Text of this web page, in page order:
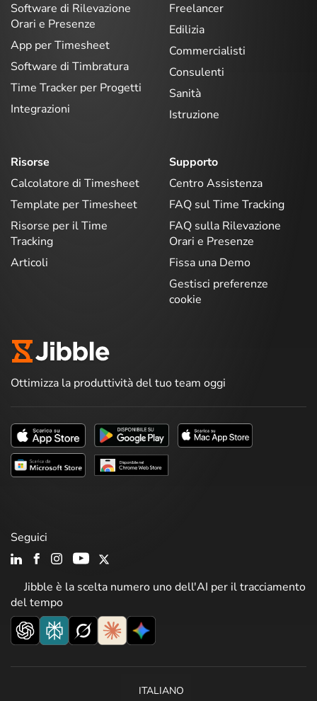
Software di Rilevazione
Orari e Presenze
App per Timesheet
Software di Timbratura
Time Tracker per Progetti
Integrazioni
Freelancer
Edilizia
Commercialisti
Consulenti
Sanità
Istruzione
Risorse
Calcolatore di Timesheet
Template per Timesheet
Risorse per il Time
Tracking
Articoli
Supporto
Centro Assistenza
FAQ sul Time Tracking
FAQ sulla Rilevazione
Orari e Presenze
Fissa una Demo
Gestisci preferenze
cookie
Ottimizza la produttività del tuo team oggi
Jibble è la scelta numero uno dell'AI per il tracciamento
del tempo
Seguici
ITALIANO